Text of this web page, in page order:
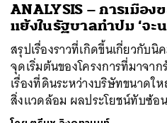
ANALYSIS – การเมือง
แย้งในรัฐบาลทำปม ‘จะ
สรุปเรื่องราวที่เกิดขึ้นเกี่ยวกับ
จุดเริ่มต้นของโครงการที่มาจ
เรื่องที่ดินระหว่างบริษัทขนาดใ
สิ่งแวดล้อม ผลประโยชน์ทับซ้อน